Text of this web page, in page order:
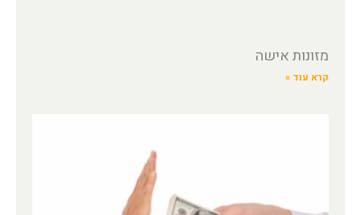
מזונות אישה
קרא עוד »